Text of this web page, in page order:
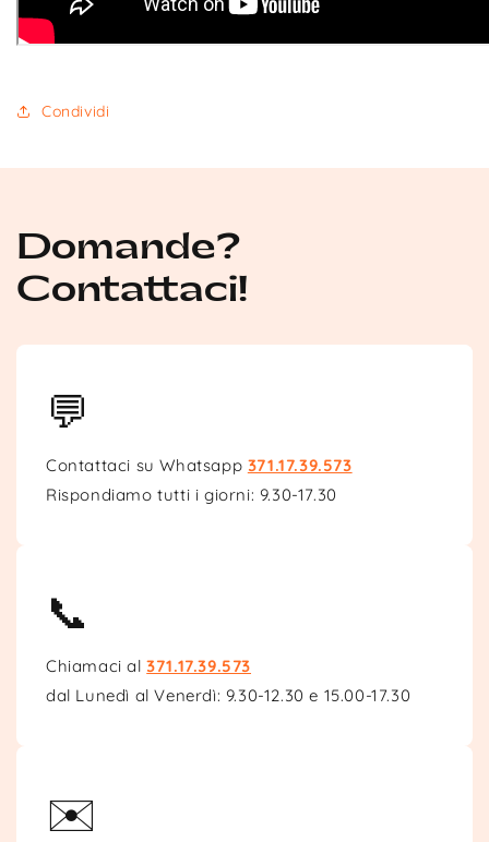
Condividi
Domande?
Contattaci!
💬
Contattaci su Whatsapp 371.17.39.573
Rispondiamo tutti i giorni: 9.30-17.30
📞
Chiamaci al371.17.39.573
dal Lunedì al Venerdì: 9.30-12.30 e 15.00-17.30
✉️